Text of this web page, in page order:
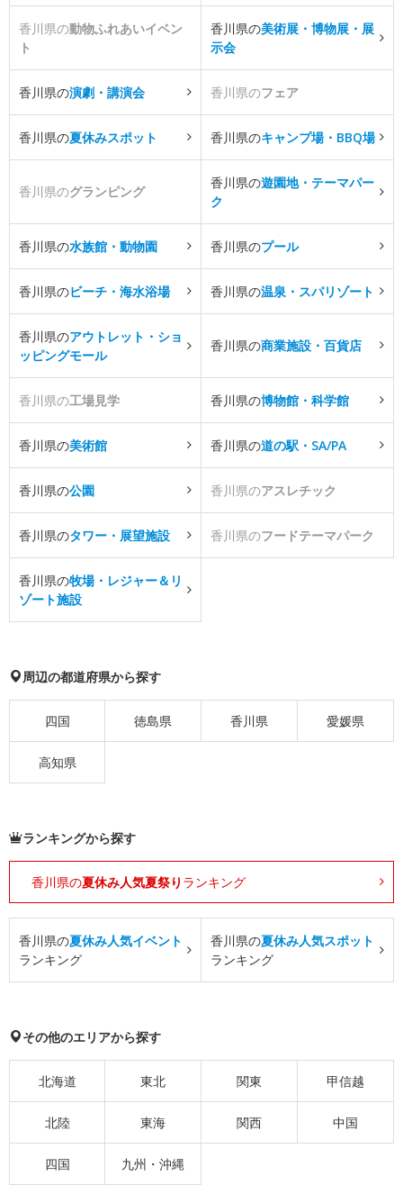
香川県の動物ふれあいイベン
ト
香川県の美術展・博物展・展
示会
香川県の演劇・講演会 香川県のフェア
香川県の夏休みスポット 香川県のキャンプ場・BBQ場
香川県のグランピング
香川県の遊園地・テーマパー
ク
香川県の水族館・動物園 香川県のプール
香川県のビーチ・海水浴場 香川県の温泉・スパリゾート
香川県のアウトレット・ショ
ッピングモール
香川県の商業施設・百貨店
香川県の工場見学 香川県の博物館・科学館
香川県の美術館 香川県の道の駅・SA/PA
香川県の公園 香川県のアスレチック
香川県のタワー・展望施設 香川県のフードテーマパーク
香川県の牧場・レジャー＆リ
ゾート施設
周辺の都道府県から探す
四国 徳島県 香川県 愛媛県
高知県
ランキングから探す
香川県の夏休み人気夏祭り ランキング
香川県の夏休み人気イベント
ランキング
香川県の夏休み人気スポット
ランキング
その他のエリアから探す
北海道 東北 関東 甲信越
北陸 東海 関西 中国
四国 九州・沖縄